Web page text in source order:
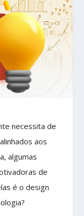
necessita de
aos
algumas
de
é o design